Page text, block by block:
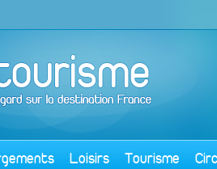
Loisirs Tourisme